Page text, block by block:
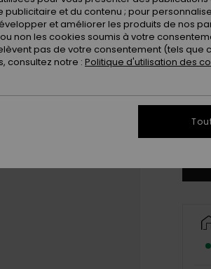
Il
et du contenu ; pour
et améliorer les produits de nos
non les cookies soumis à votre
pas de votre consentement (tels que
consultez notre : Politique d'utilisation des